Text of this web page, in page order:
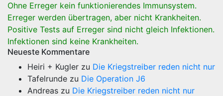
Ohne Erreger kein funktionierendes Immunsystem.
Erreger werden übertragen, aber nicht Krankheiten.
Positive Tests auf Erreger sind nicht gleich Infektionen.
Infektionen sind keine Krankheiten.
Neueste Kommentare
Heiri + Kugler zu Die Kriegstreiber reden nicht nur
Tafelrunde zu Die Operation J6
Andreas zu Die Kriegstreiber reden nicht nur